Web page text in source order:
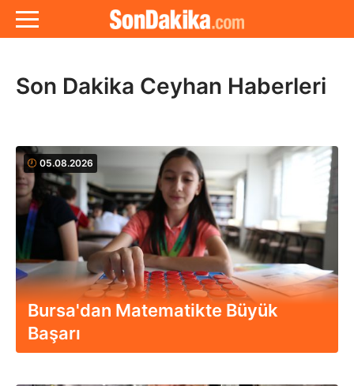
Son Dakika Ceyhan Haberleri
05.08.2026
Bursa'dan Matematikte Büyük
Başarı